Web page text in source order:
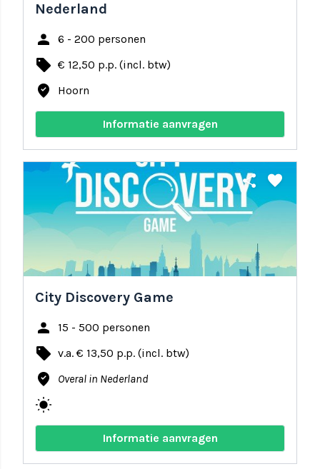
Nederland
person 6 - 200 personen
local_offer € 12,50 p.p. (incl. btw)
where_to_vote Hoorn
Informatie aanvragen
share favorite
City Discovery Game
person 15 - 500 personen
local_offer v.a. € 13,50 p.p. (incl. btw)
where_to_vote Overal in Nederland
wb_sunny
Informatie aanvragen